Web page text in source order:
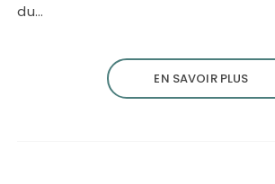
du…
EN SAVOIR PLUS